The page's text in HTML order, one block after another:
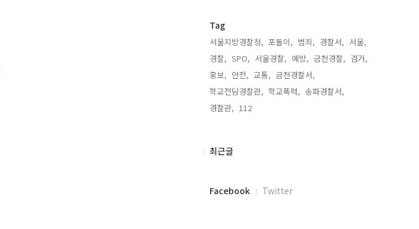
Tag
서울지방경찰청, 포돌이, 범죄, 경찰서, 서울,
경찰, SPO, 서울경찰, 예방, 금천경찰, 검거,
홍보, 안전, 교통, 금천경찰서,
학교전담경찰관, 학교폭력, 송파경찰서,
경찰관, 112,
최
최근글
페
Facebook Twitter